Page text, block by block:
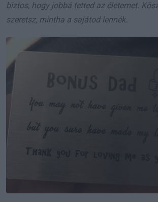
biztos, hogy jobbá tetted az életemet.
szeretsz, mintha a sajátod lennék.